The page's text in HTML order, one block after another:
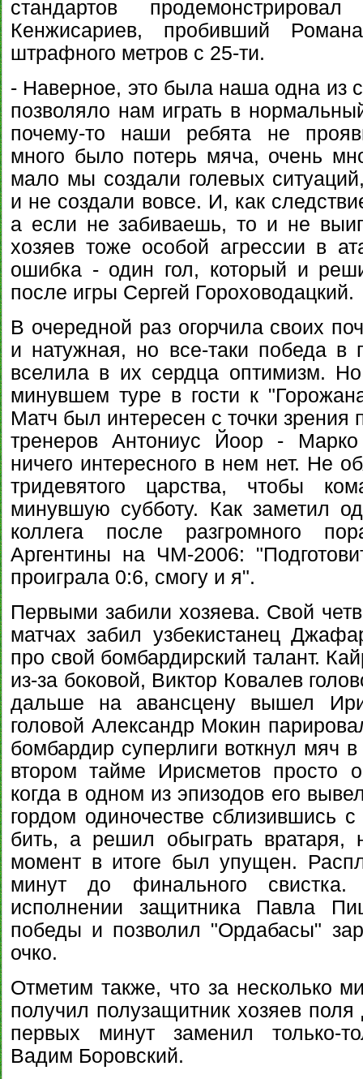
стандартов
Кенжисариев, пробивший
штрафного метров с 25-ти.
- Наверное, это была наша одна из
позволяло нам играть в
почему-то наши ребята не
много было потерь мяча, очень
мало мы создали голевых
и не создали вовсе. И, как
а если не забиваешь, то и не
хозяев тоже особой агрессии в
ошибка - один гол, который и
после игры Сергей Гороховодацкий.
В очередной раз огорчила своих
и натужная, но все-таки победа
вселила в их сердца оптимизм.
минувшем туре в гости к
Матч был интересен с точки зрения
тренеров Антониус Йоор - Марко
ничего интересного в нем нет. Не
тридевятого царства, чтобы
минувшую субботу. Как заметил
коллега после разгромного
Аргентины на ЧМ-2006:
проиграла 0:6, смогу и я".
Первыми забили хозяева. Свой
матчах забил узбекистанец
про свой бомбардирский талант.
из-за боковой, Виктор Ковалев
дальше на авансцену вышел
головой Александр Мокин
бомбардир суперлиги воткнул мяч
втором тайме Ирисметов просто
когда в одном из эпизодов его
гордом одиночестве сблизившись
бить, а решил обыграть вратаря,
момент в итоге был упущен.
минут до финального
исполнении защитника Павла
победы и позволил "Ордабасы"
очко.
Отметим также, что за несколько
получил полузащитник хозяев
первых минут заменил только-
Вадим Боровский.